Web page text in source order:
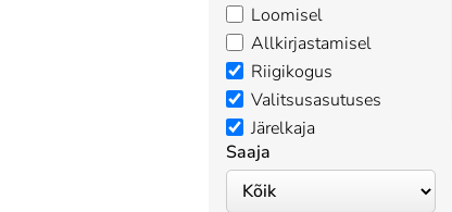
Loomisel
Allkirjastamisel
Riigikogus
Valitsusasutuses
Järelkaja
Saaja